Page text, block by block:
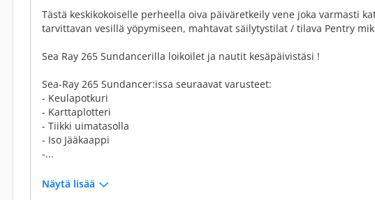
Tästä keskikokoiselle perheella oiva päiväretkeily vene joka varmasti
tarvittavan vesillä yöpymiseen, mahtavat säilytystilat / tilava Pentry
Sea Ray 265 Sundancerilla loikoilet ja nautit kesäpäivistäsi !
Sea-Ray 265 Sundancer:issa seuraavat varusteet:
- Keulapotkuri
- Karttaplotteri
- Tiikki uimatasolla
- Iso Jääkaappi
-...
Näytä lisää